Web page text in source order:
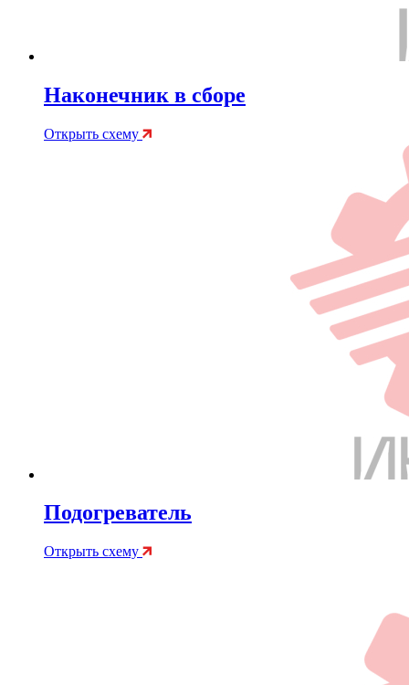
Наконечник в сборе
Открыть схему
Подогреватель
Открыть схему